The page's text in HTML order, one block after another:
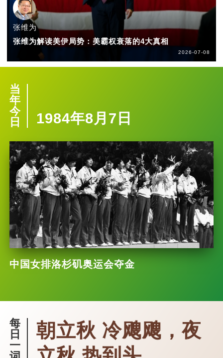
张维为
张维为解读美伊局势：美霸权衰落的4大真相
2026-07-08
当
年
今
日
1984年8月7日
中国女排洛杉矶奥运会夺金
每
日
一
朝立秋 冷飕飕，夜